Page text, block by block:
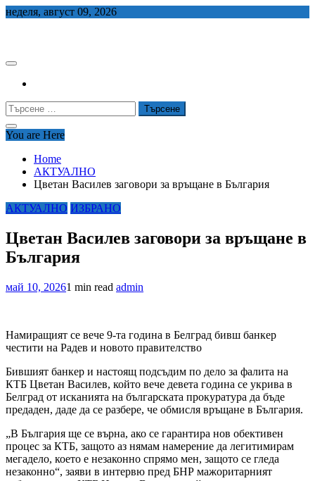
Skip
неделя, август 09, 2026
Търсене
за:
You are Here
Home
АКТУАЛНО
Цветан Василев заговори за връщане в България
АКТУАЛНО ИЗБРАНО
Цветан Василев заговори за връщане в
България
май 10, 20261 min read admin
Намиращият се вече 9-та година в Белград бивш банкер
честити на Радев и новото правителство
Бившият банкер и настоящ подсъдим по дело за фалита на
КТБ Цветан Василев, който вече девета година се укрива в
Белград от исканията на българската прокуратура да бъде
предаден, даде да се разбере, че обмисля връщане в България.
„В България ще се върна, ако се гарантира нов обективен
процес за КТБ, защото аз нямам намерение да легитимирам
мегадело, което е незаконно спрямо мен, защото се гледа
незаконно“, заяви в интервю пред БНР мажоритарният